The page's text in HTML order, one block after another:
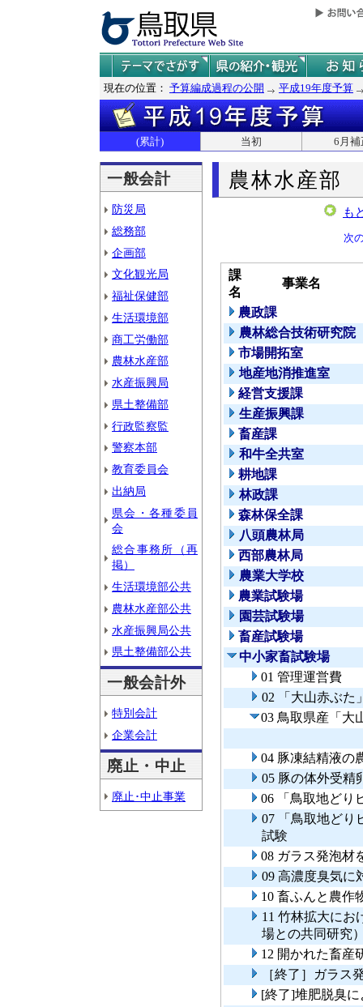
現在の位置： 予算編成過程の公開 平成19年度予算
(累計) 当初 6月補
一般会計
防災局
総務部
企画部
文化観光局
福祉保健部
生活環境部
商工労働部
農林水産部
水産振興局
県土整備部
行政監察監
警察本部
教育委員会
出納局
県会・各種委員
会
総合事務所（再
掲）
生活環境部公共
農林水産部公共
水産振興局公共
県土整備部公共
一般会計外
特別会計
企業会計
廃止・中止
廃止･中止事業
農林水産部
も
次
課
名
事業名
農政課
農林総合技術研究院
市場開拓室
地産地消推進室
経営支援課
生産振興課
畜産課
和牛全共室
耕地課
林政課
森林保全課
八頭農林局
西部農林局
農業大学校
農業試験場
園芸試験場
畜産試験場
中小家畜試験場
01 管理運営費
02 「大山赤ぶた
03 鳥取県産「大
04 豚凍結精液の
05 豚の体外受精
06 「鳥取地どり
07 「鳥取地どり
試験
08 ガラス発泡材
09 高濃度臭気に
10 畜ふんと農作
11 竹林拡大にお
場との共同研究
12 開かれた畜産
［終了］ガラス
[終了]堆肥脱臭